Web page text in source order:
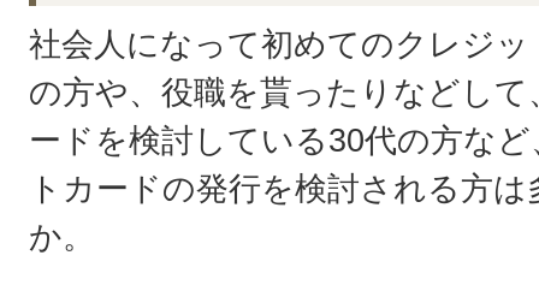
社会人になって初めてのクレジ
の方や、役職を貰ったりなどし
ードを検討している30代の方な
トカードの発行を検討される方
か。